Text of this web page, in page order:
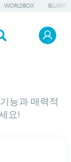
WORLDBOX BLURRR
능과 매력적
요!